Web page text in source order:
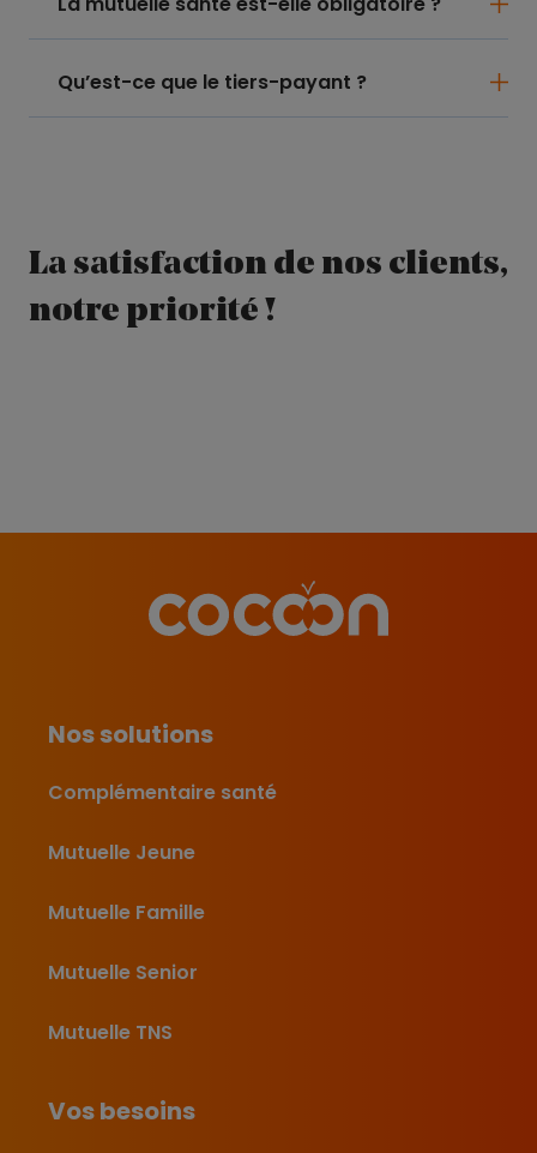
Qu’est-ce que le tiers-payant ?
La satisfaction de nos clients,
notre priorité !
Nos solutions
Complémentaire santé
Mutuelle Jeune
Mutuelle Famille
Mutuelle Senior
Mutuelle TNS
Vos besoins